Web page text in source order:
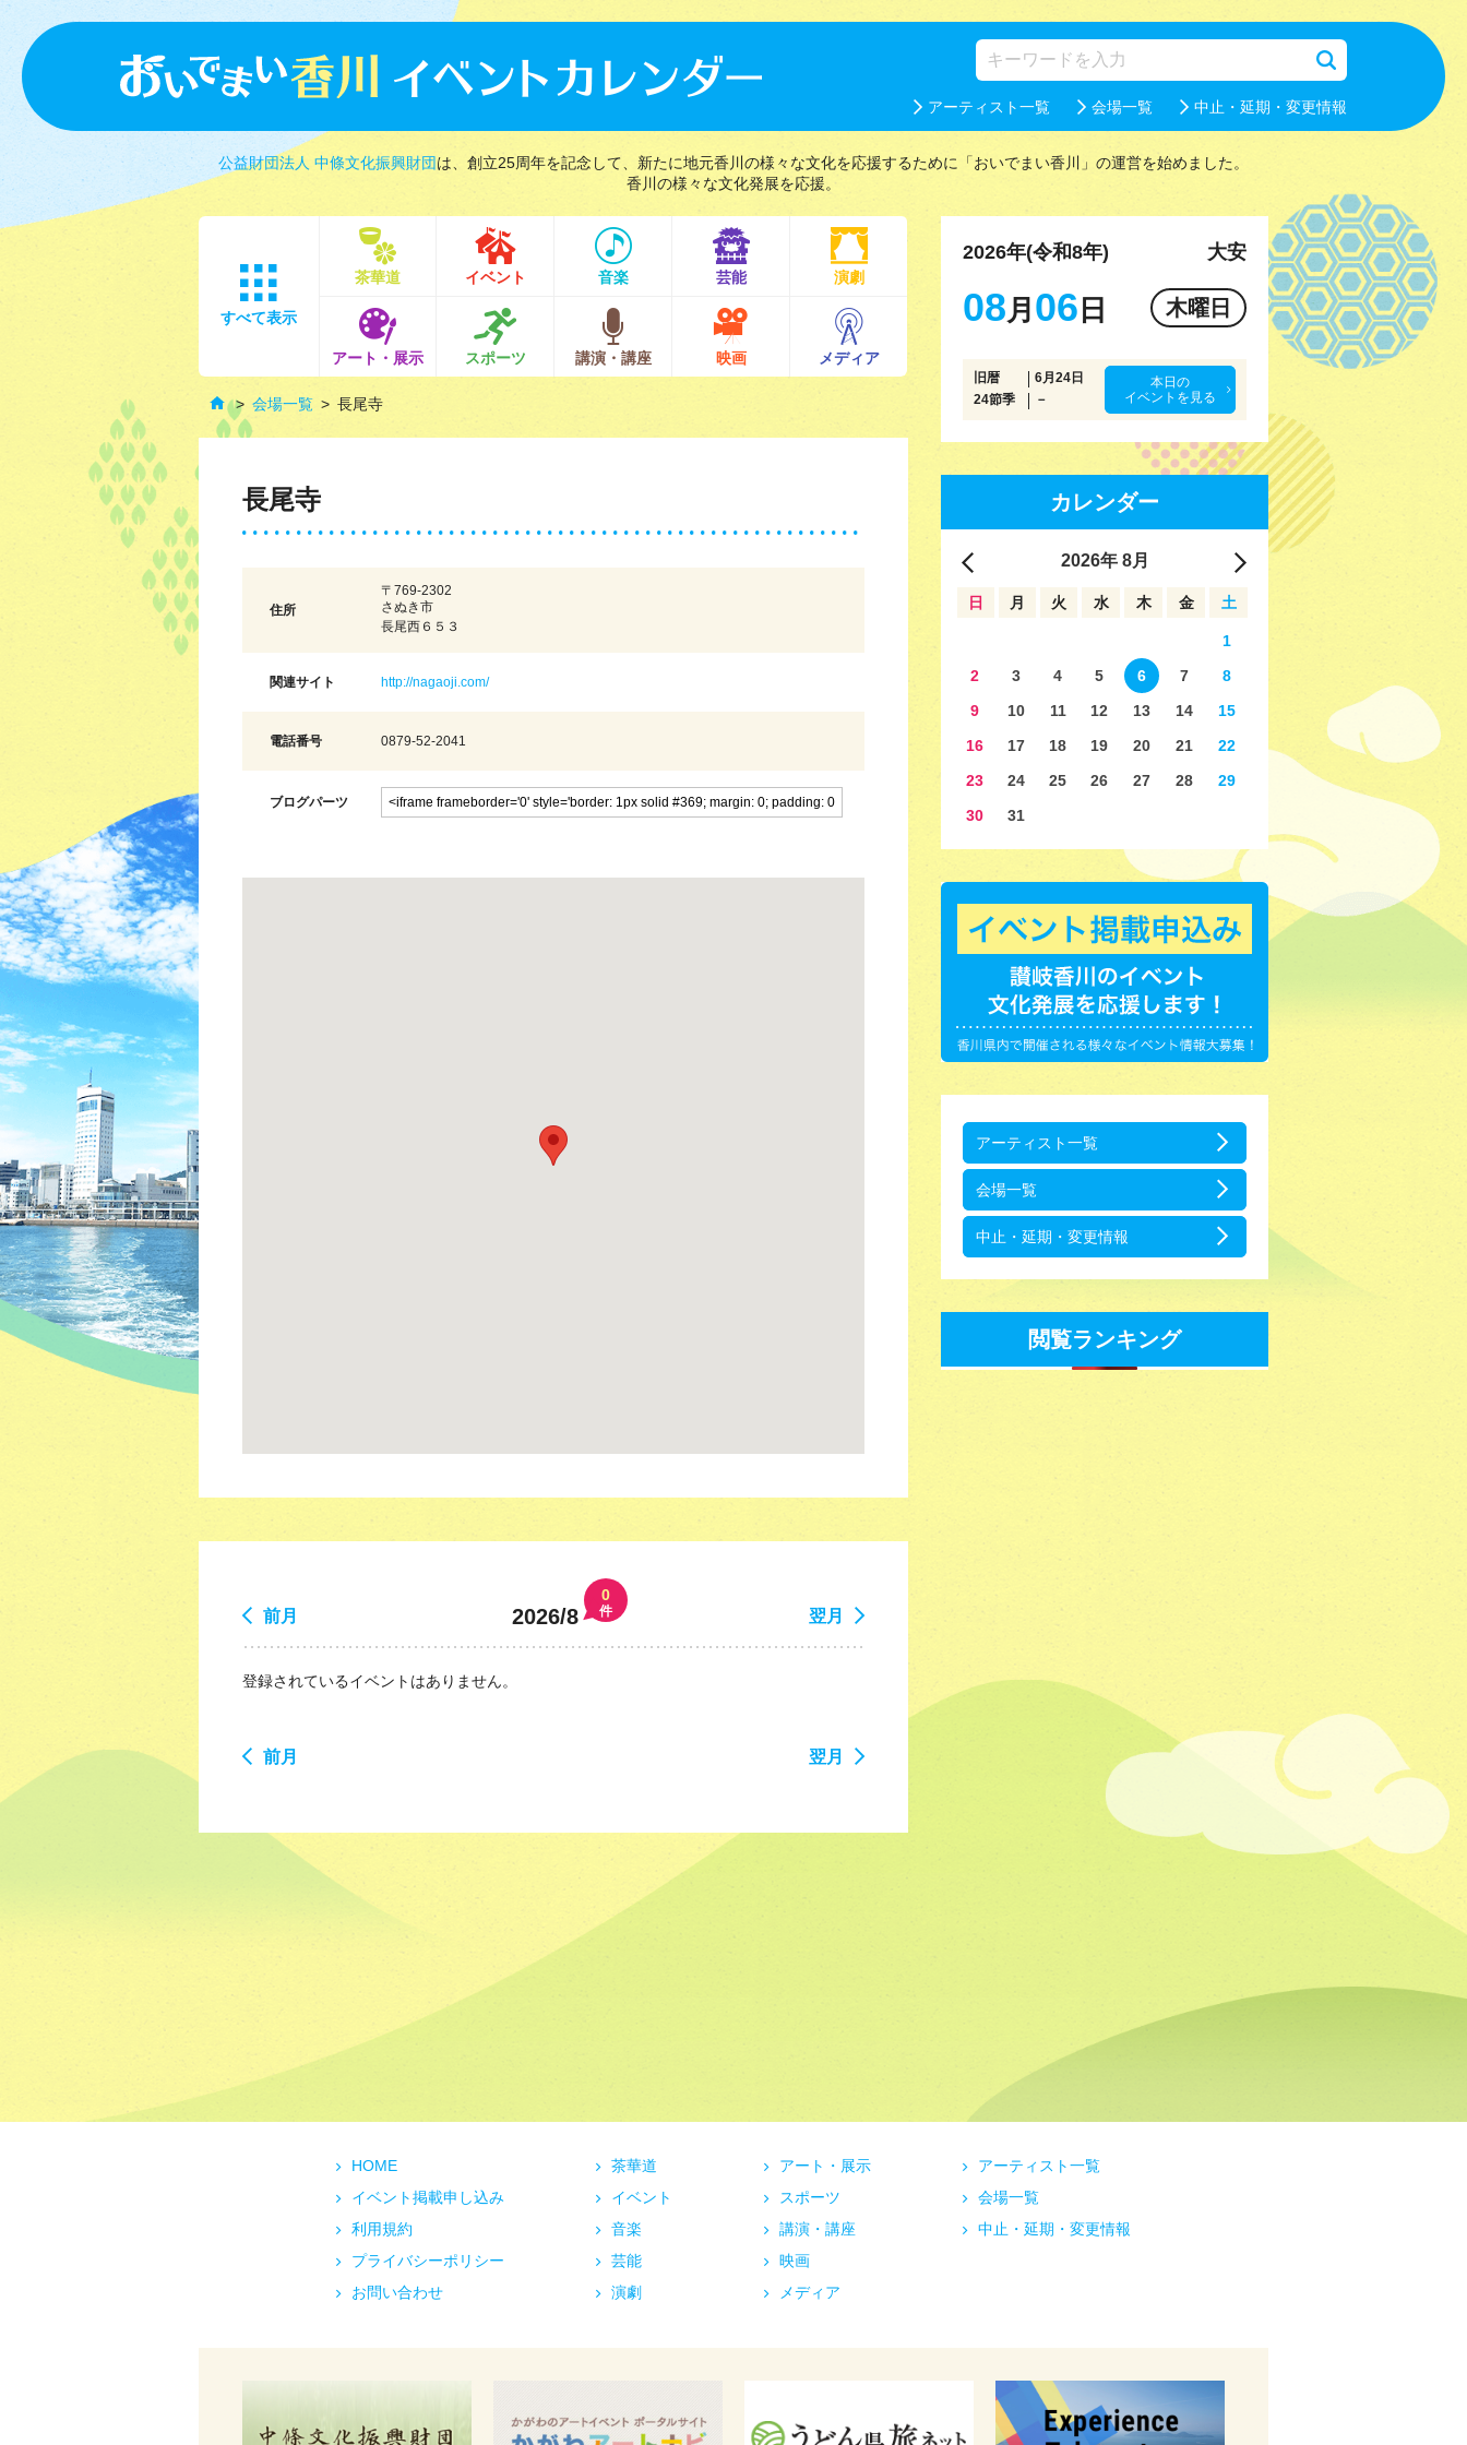
アーティスト一覧 会場一覧 中止・延期・変更情報
公益財団法人 中條文化振興財団は、創立25周年を記念して、新たに地元香川の様々な文化を応援するために「おいでまい香川」の運営を始めました。
香川の様々な文化発展を応援。
すべて表示
茶華道 イベント 音楽 芸能 演劇
アート・展示 スポーツ 講演・講座 映画 メディア
会場一覧 長尾寺
長尾寺
住所
〒769-2302
さぬき市
長尾西６５３
関連サイト http://nagaoji.com/
電話番号 0879-52-2041
ブログパーツ
前月 2026/8
0
件 翌月
登録されているイベントはありません。
前月 翌月
2026年(令和8年) 大安
08月 06 日 木曜日
旧暦
6月24日
24節季
－
本日の
イベントを見る
カレンダー
2026年 8月
日 月 火 水 木 金 土
1
2
3 4 5 6 7
8
9
10 11 12 13 14
15
16
17 18 19 20 21
22
23
24 25 26 27 28
29
30
31
アーティスト一覧
会場一覧
中止・延期・変更情報
閲覧ランキング
HOME
イベント掲載申し込み
利用規約
プライバシーポリシー
お問い合わせ
茶華道
イベント
音楽
芸能
演劇
アート・展示
スポーツ
講演・講座
映画
メディア
アーティスト一覧
会場一覧
中止・延期・変更情報